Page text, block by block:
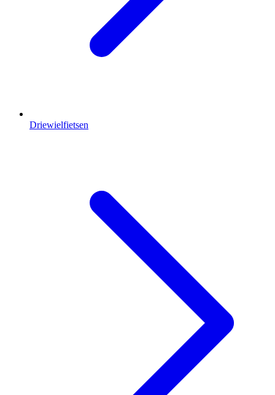
Driewielfietsen